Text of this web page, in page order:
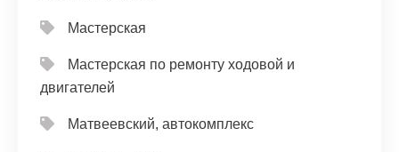
Мастерская
Мастерская по ремонту ходовой и
двигателей
Матвеевский, автокомплекс